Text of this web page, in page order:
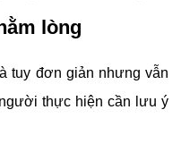
lòng
tuy đơn giản nhưng vẫn
thực hiện cần lưu ý